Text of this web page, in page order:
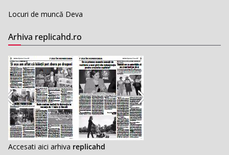
Locuri de muncă Deva
Arhiva replicahd.ro
Accesati aici arhiva replicahd